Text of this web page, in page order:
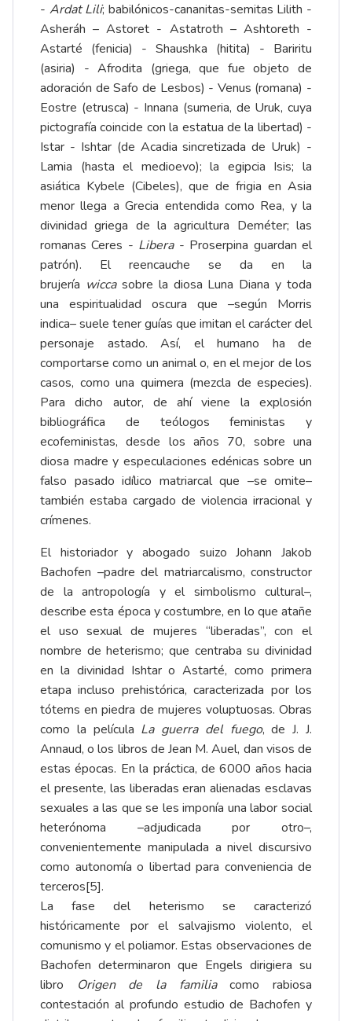
- Ardat Lili; babilónicos-cananitas-semitas Lilith -
Asheráh – Astoret - Astatroth – Ashtoreth -
Astarté (fenicia) - Shaushka (hitita) - Bariritu
(asiria) - Afrodita (griega, que fue objeto de
adoración de Safo de Lesbos) - Venus (romana) -
Eostre (etrusca) - Innana (sumeria, de Uruk, cuya
pictografía coincide con la estatua de la libertad) -
Istar - Ishtar (de Acadia sincretizada de Uruk) -
Lamia (hasta el medioevo); la egipcia Isis; la
asiática Kybele (Cibeles), que de frigia en Asia
menor llega a Grecia entendida como Rea, y la
divinidad griega de la agricultura Deméter; las
romanas Ceres - Libera- Proserpina guardan el
patrón). El reencauche se da en la
brujería wiccasobre la diosa Luna Diana y toda
una espiritualidad oscura que –según Morris
indica– suele tener guías que imitan el carácter del
personaje astado. Así, el humano ha de
comportarse como un animal o, en el mejor de los
casos, como una quimera (mezcla de especies).
Para dicho autor, de ahí viene la explosión
bibliográfica de teólogos feministas y
ecofeministas, desde los años 70, sobre una
diosa madre y especulaciones edénicas sobre un
falso pasado idílico matriarcal que –se omite–
también estaba cargado de violencia irracional y
crímenes.
El historiador y abogado suizo Johann Jakob
Bachofen –padre del matriarcalismo, constructor
de la antropología y el simbolismo cultural–,
describe esta época y costumbre, en lo que atañe
el uso sexual de mujeres “liberadas”, con el
nombre de heterismo; que centraba su divinidad
en la divinidad Ishtar o Astarté, como primera
etapa incluso prehistórica, caracterizada por los
tótems en piedra de mujeres voluptuosas. Obras
como la película La guerra del fuego, de J. J.
Annaud, o los libros de Jean M. Auel, dan visos de
estas épocas. En la práctica, de 6000 años hacia
el presente, las liberadas eran alienadas esclavas
sexuales a las que se les imponía una labor social
heterónoma –adjudicada por otro–,
convenientemente manipulada a nivel discursivo
como autonomía o libertad para conveniencia de
terceros[5].
La fase del heterismo se caracterizó
históricamente por el salvajismo violento, el
comunismo y el poliamor. Estas observaciones de
Bachofen determinaron que Engels dirigiera su
libro
Origen de la familiacomo rabiosa
contestación al profundo estudio de Bachofen y